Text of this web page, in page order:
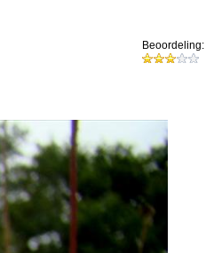
Beoordeling: